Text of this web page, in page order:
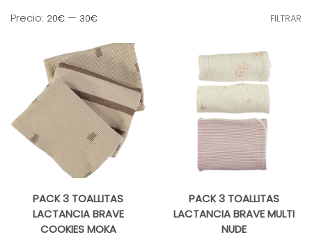
FILTRAR
Precio: 20€ — 30€
PACK 3 TOALLITAS
LACTANCIA BRAVE
COOKIES MOKA
PACK 3 TOALLITAS
LACTANCIA BRAVE MULTI
NUDE